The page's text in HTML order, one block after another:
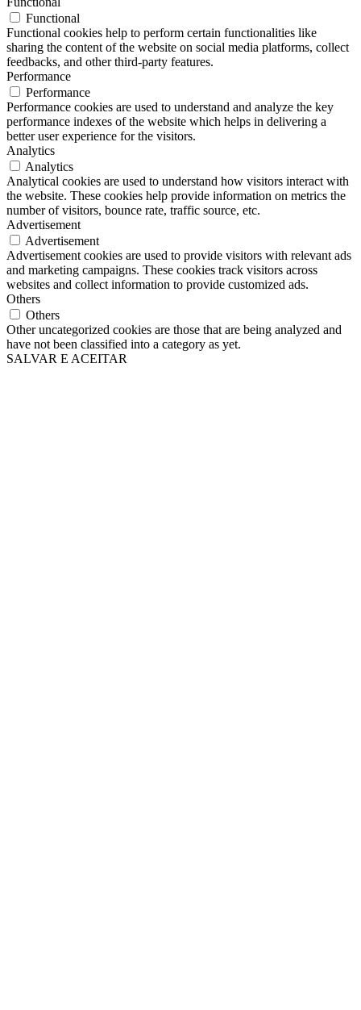
Functional
Functional cookies help to perform certain functionalities like
sharing the content of the website on social media platforms, collect
feedbacks, and other third-party features.
Performance
Performance
Performance cookies are used to understand and analyze the key
performance indexes of the website which helps in delivering a
better user experience for the visitors.
Analytics
Analytics
Analytical cookies are used to understand how visitors interact with
the website. These cookies help provide information on metrics the
number of visitors, bounce rate, traffic source, etc.
Advertisement
Advertisement
Advertisement cookies are used to provide visitors with relevant ads
and marketing campaigns. These cookies track visitors across
websites and collect information to provide customized ads.
Others
Others
Other uncategorized cookies are those that are being analyzed and
have not been classified into a category as yet.
SALVAR E ACEITAR